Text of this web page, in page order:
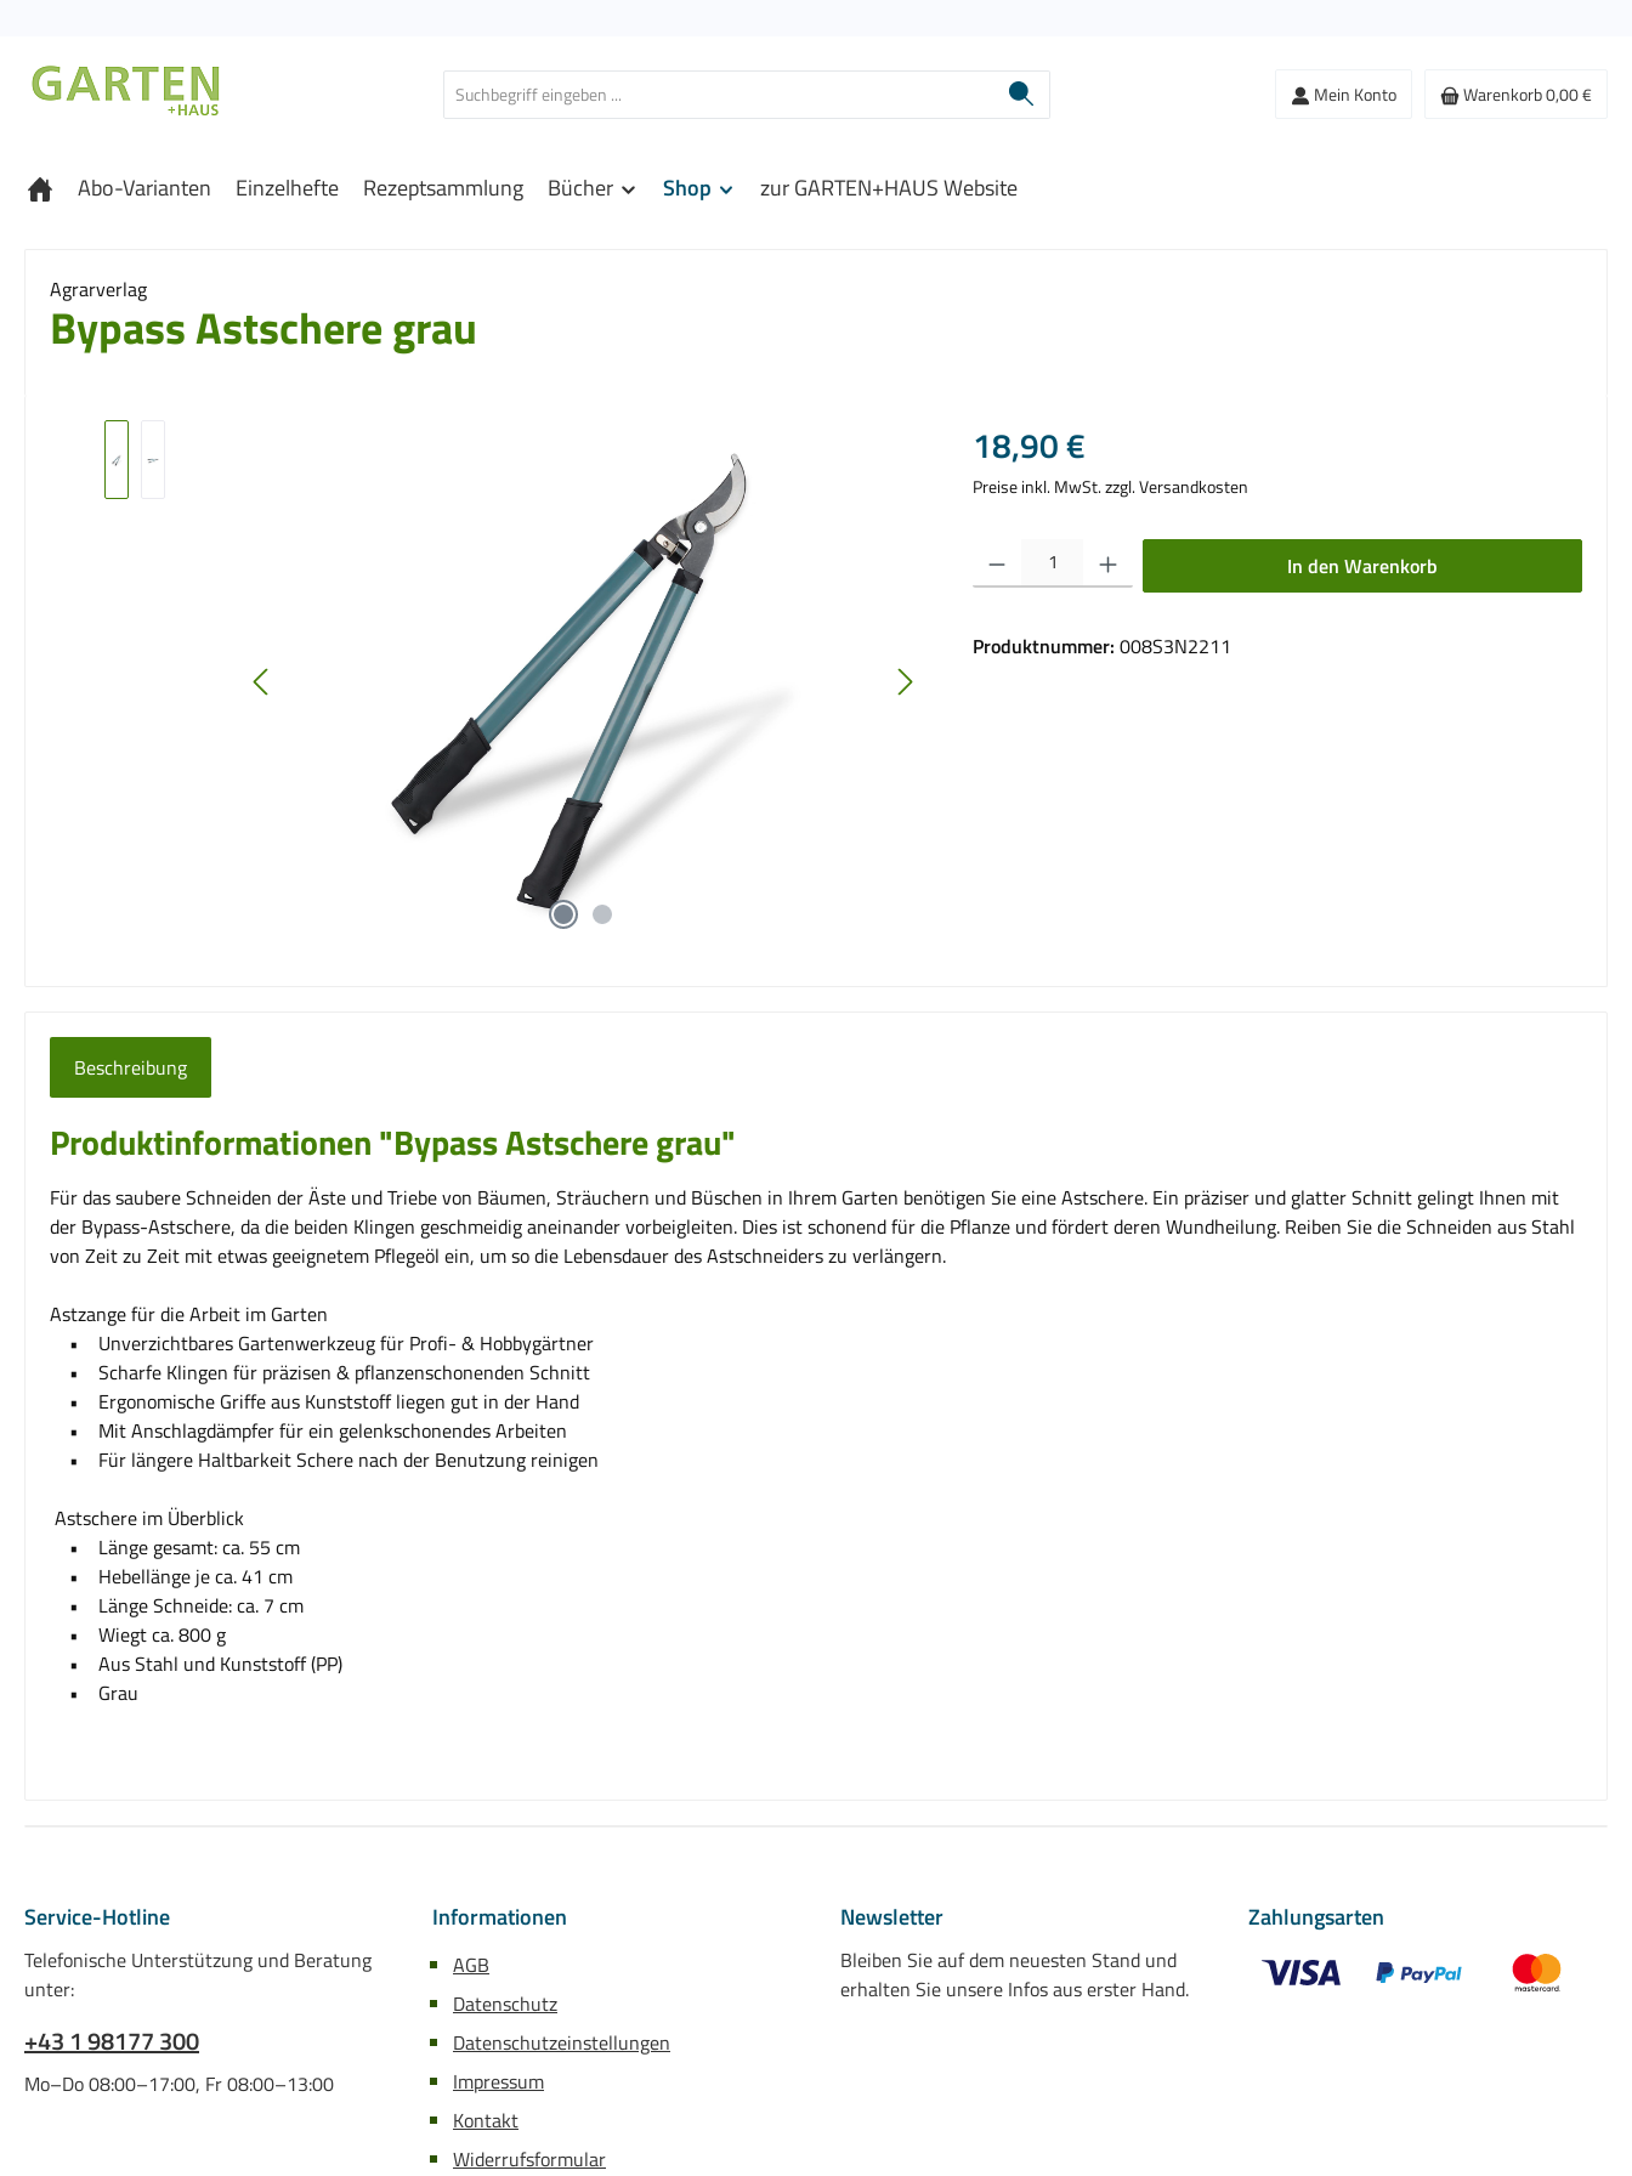
Mein Konto Warenkorb0,00 €
Abo-Varianten Einzelhefte Rezeptsammlung Bücher Shop zur GARTEN+HAUS Website
Agrarverlag
Bypass Astschere grau
Regulärer Preis:
18,90 €
Preise inkl. MwSt. zzgl. Versandkosten
Produkt Anzahl: Gib den gewünschten Wert ein oder benutze die Schaltflächen um die
In den Warenkorb
Produktnummer: 008S3N2211
Beschreibung
Produktinformationen "Bypass Astschere grau"
Für das saubere Schneiden der Äste und Triebe von Bäumen, Sträuchern und Büschen in Ihrem Garten benötigen Sie eine Astschere. Ein präziser und glatter Schnitt gelingt Ihnen mit
der Bypass-Astschere, da die beiden Klingen geschmeidig aneinander vorbeigleiten. Dies ist schonend für die Pflanze und fördert deren Wundheilung. Reiben Sie die Schneiden aus Stahl
von Zeit zu Zeit mit etwas geeignetem Pflegeöl ein, um so die Lebensdauer des Astschneiders zu verlängern.
Astzange für die Arbeit im Garten
• Unverzichtbares Gartenwerkzeug für Profi- & Hobbygärtner
• Scharfe Klingen für präzisen & pflanzenschonenden Schnitt
• Ergonomische Griffe aus Kunststoff liegen gut in der Hand
• Mit Anschlagdämpfer für ein gelenkschonendes Arbeiten
• Für längere Haltbarkeit Schere nach der Benutzung reinigen
Astschere im Überblick
• Länge gesamt: ca. 55 cm
• Hebellänge je ca. 41 cm
• Länge Schneide: ca. 7 cm
• Wiegt ca. 800 g
• Aus Stahl und Kunststoff (PP)
• Grau
Service-Hotline
Telefonische Unterstützung und Beratung
unter:
+43 1 98177 300
Mo–Do 08:00–17:00, Fr 08:00–13:00
Informationen
AGB
Datenschutz
Datenschutzeinstellungen
Impressum
Kontakt
Widerrufsformular
Newsletter
Bleiben Sie auf dem neuesten Stand und
erhalten Sie unsere Infos aus erster Hand.
Zahlungsarten